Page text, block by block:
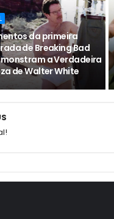
da primeira
de Breaking Bad
a Verdadeira
de Walter White